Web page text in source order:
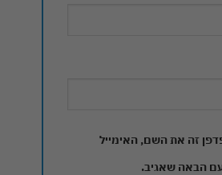
זה את השם, האימייל
הבאה שאגיב.